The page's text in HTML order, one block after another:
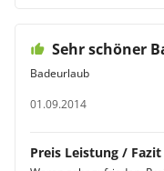
Sehr schöner
Badeurlaub
01.09.2014
Preis Leistung / Fazit